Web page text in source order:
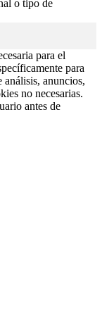
o tipo de
para el
para
análisis, anuncios,
no necesarias.
antes de